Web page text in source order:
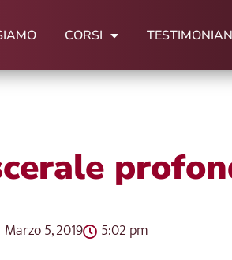
CORSI
Marzo 5, 2019 5:02 pm